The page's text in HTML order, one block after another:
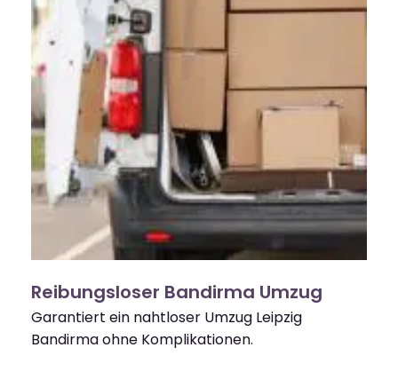
Reibungsloser Bandirma Umzug
Garantiert ein nahtloser Umzug Leipzig
Bandirma ohne Komplikationen.